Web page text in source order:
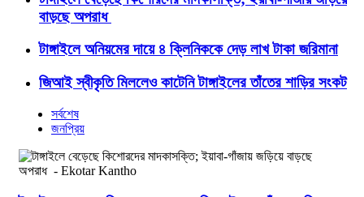
বাড়ছে অপরাধ
টাঙ্গাইলে অনিয়মের দায়ে ৪ ক্লিনিককে দেড় লাখ টাকা জরিমানা
জিআই স্বীকৃতি মিললেও কাটেনি টাঙ্গাইলের তাঁতের শাড়ির সংকট
সর্বশেষ
জনপ্রিয়